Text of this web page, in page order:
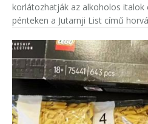
korlátozhatják az alkoholos italok
pénteken a Jutarnji List című